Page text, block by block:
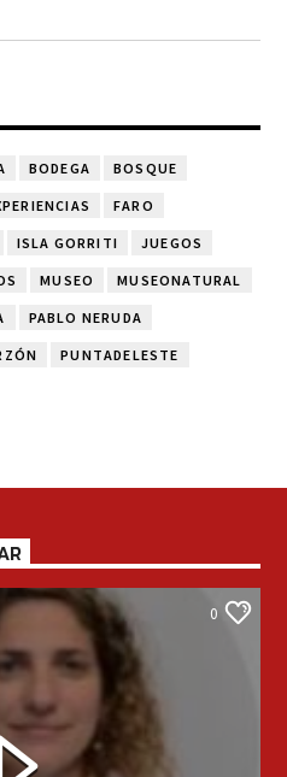
BODEGA BOSQUE
FARO
ISLA GORRITI JUEGOS
MUSEO MUSEONATURAL
PABLO NERUDA
PUNTADELESTE
0